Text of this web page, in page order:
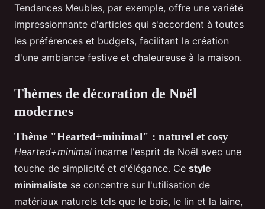
Tendances Meubles, par exemple, offre une variété
impressionnante d'articles qui s'accordent à toutes
les préférences et budgets, facilitant la création
d'une ambiance festive et chaleureuse à la maison.
Thèmes de décoration de Noël
modernes
Thème "Hearted+minimal" : naturel et cosy
Hearted+minimal incarne l'esprit de Noël avec une
touche de simplicité et d'élégance. Ce style
minimaliste se concentre sur l'utilisation de
matériaux naturels tels que le bois, le lin et la laine,